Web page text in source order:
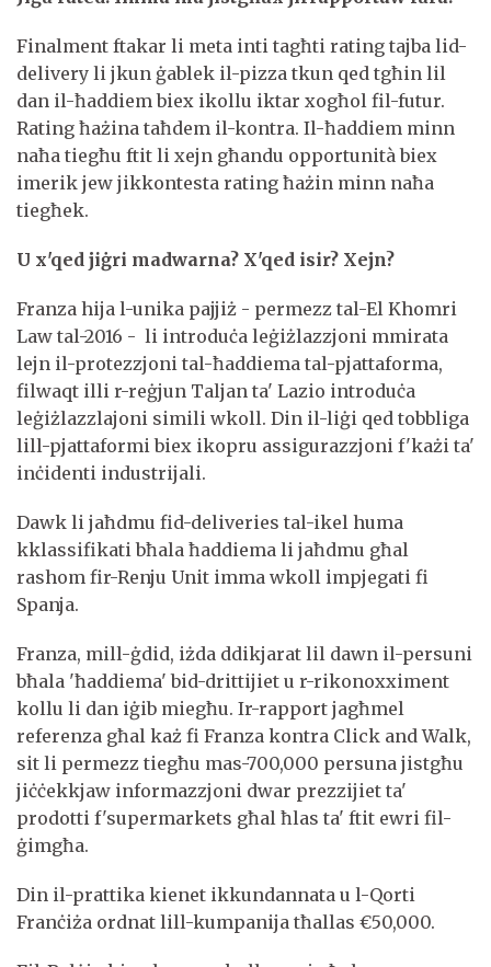
Finalment ftakar li meta inti tagħti rating tajba lid-
delivery li jkun ġablek il-pizza tkun qed tgħin lil
dan il-ħaddiem biex ikollu iktar xogħol fil-futur.
Rating ħażina taħdem il-kontra. Il-ħaddiem minn
naħa tiegħu ftit li xejn għandu opportunità biex
imerik jew jikkontesta rating ħażin minn naħa
tiegħek.
U x'qed jiġri madwarna? X'qed isir? Xejn?
Franza hija l-unika pajjiż - permezz tal-El Khomri
Law tal-2016 - li introduċa leġiżlazzjoni mmirata
lejn il-protezzjoni tal-ħaddiema tal-pjattaforma,
filwaqt illi r-reġjun Taljan ta' Lazio introduċa
leġiżlazzlajoni simili wkoll. Din il-liġi qed tobbliga
lill-pjattaformi biex ikopru assigurazzjoni f'każi ta'
inċidenti industrijali.
Dawk li jaħdmu fid-deliveries tal-ikel huma
kklassifikati bħala ħaddiema li jaħdmu għal
rashom fir-Renju Unit imma wkoll impjegati fi
Spanja.
Franza, mill-ġdid, iżda ddikjarat lil dawn il-persuni
bħala 'ħaddiema' bid-drittijiet u r-rikonoxximent
kollu li dan iġib miegħu. Ir-rapport jagħmel
referenza għal każ fi Franza kontra Click and Walk,
sit li permezz tiegħu mas-700,000 persuna jistgħu
jiċċekkjaw informazzjoni dwar prezzijiet ta'
prodotti f'supermarkets għal ħlas ta' ftit ewri fil-
ġimgħa.
Din il-prattika kienet ikkundannata u l-Qorti
Franċiża ordnat lill-kumpanija tħallas €50,000.